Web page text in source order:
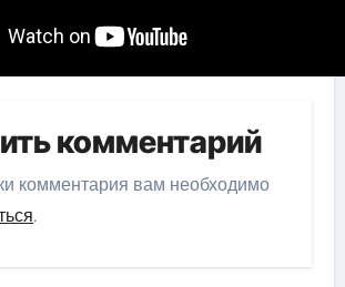
комментарий
комментария вам необходимо
.